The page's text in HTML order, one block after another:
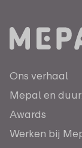
Ons verhaal
Mepal en
Awards
Werken bij